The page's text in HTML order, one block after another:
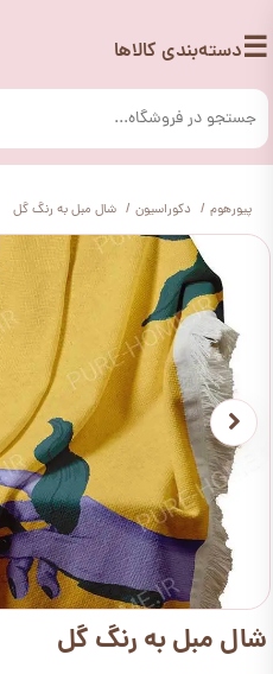
☰دسته‌بندی کالاها
پیورهوم دکوراسیون شال مبل به رنگ گل
شال مبل به رنگ گل